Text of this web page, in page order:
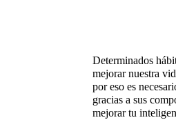
Determinados
mejorar nuestra
por eso es
gracias a sus
mejorar tu